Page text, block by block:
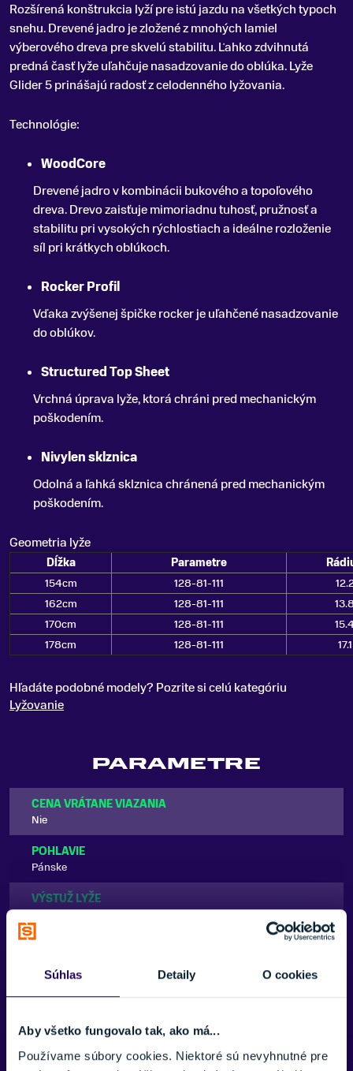
Súhlas Detaily O cookies
Aby všetko fungovalo tak, ako má...
Používame súbory cookies. Niektoré sú nevyhnutné pre
Rozšírená konštrukcia lyží pre istú jazdu na všetkých typoch
snehu.Drevené jadro je zložené z mnohých lamiel
výberového dreva pre skvelú stabilitu. Ľahko zdvihnutá
predná časť lyže uľahčuje nasadzovanie do oblúka. Lyže
Glider 5 prinášajú radosť z celodenného lyžovania.
Technológie:
WoodCore
Drevené jadro v kombinácii bukového a topoľového
dreva. Drevo zaisťuje mimoriadnu tuhosť, pružnosť a
stabilitu pri vysokých rýchlostiach a ideálne rozloženie
síl pri krátkych oblúkoch.
Rocker Profil
Vďaka zvýšenej špičke rocker je uľahčené nasadzovanie
do oblúkov.
Structured Top Sheet
Vrchná úprava lyže, ktorá chráni pred mechanickým
poškodením.
Nivylen sklznica
Odolná a ľahká sklznica chránená pred mechanickým
poškodením.
Geometria lyže
Dĺžka Parametre
154cm
128-81-111
162cm
128-81-111
170cm
128-81-111
178cm
128-81-111 17.1
Hľadáte podobné modely? Pozrite si celú kategóriu
Lyžovanie
PARAMETRE
CENA VRÁTANE VIAZANIA
Nie
POHLAVIE
Pánske
VÝSTUŽ LYŽE
Drevené
Zobraziť menej